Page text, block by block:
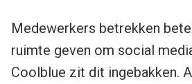
Medewerkers betrekken
ruimte geven om social
Coolblue zit dit ingebakken.